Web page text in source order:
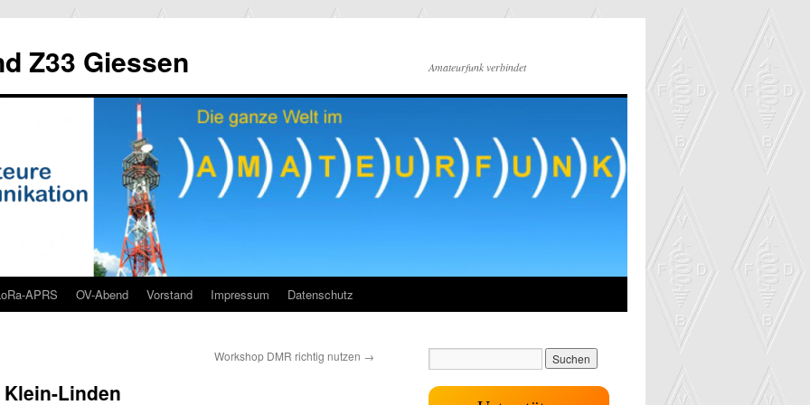
Z33 Giessen Amateurfunk verbindet
APRS OV-Abend Vorstand Impressum Datenschutz
Workshop DMR richtig nutzen →
Linden